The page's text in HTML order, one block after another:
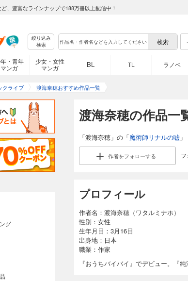
、豊富なラインナップで188万冊以上配信中！
絞り込み
検索
・青年
マンガ
少女・女性
マンガ
BL TL ラノベ
クライブ 渡海奈穂おすすめ作品一覧
渡海奈穂の作品一
「渡海奈穂」の「魔術師リナルの嘘
作者をフォローする
プロフィール
作者名：渡海奈穂（ワタルミナホ）
性別：女性
生年月日：3月16日
出身地：日本
職業：作家
『おうちバイバイ』でデビュー。『
グ